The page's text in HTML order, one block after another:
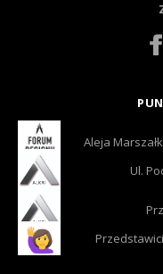
Aleja
Ul.